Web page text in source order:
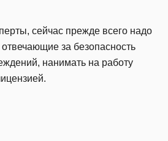
сейчас прежде всего надо
за безопасность
нанимать на работу